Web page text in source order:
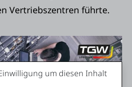
Vertriebszentren führte.
um diesen Inhalt